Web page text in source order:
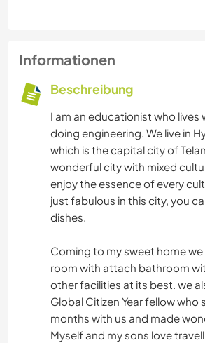
Informationen
Beschreibung
I am an educationist who lives
doing engineering. We live in
which is the capital city of
wonderful city with mixed
enjoy the essence of every
just fabulous in this city, you
dishes.
Coming to my sweet home
room with attach bathroom
other facilities at its best. we
Global Citizen Year fellow who
months with us and made
Myself and my sons love